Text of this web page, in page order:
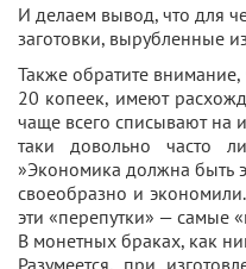
И делаем вывод, что для
заготовки, вырубленные
Также обратите
20 копеек, имеют
чаще всего списывают на
таки довольно часто
»Экономика должна быть
своеобразно и экономили.
эти «перепутки» — самые
В монетных браках, как
Разумеется, при